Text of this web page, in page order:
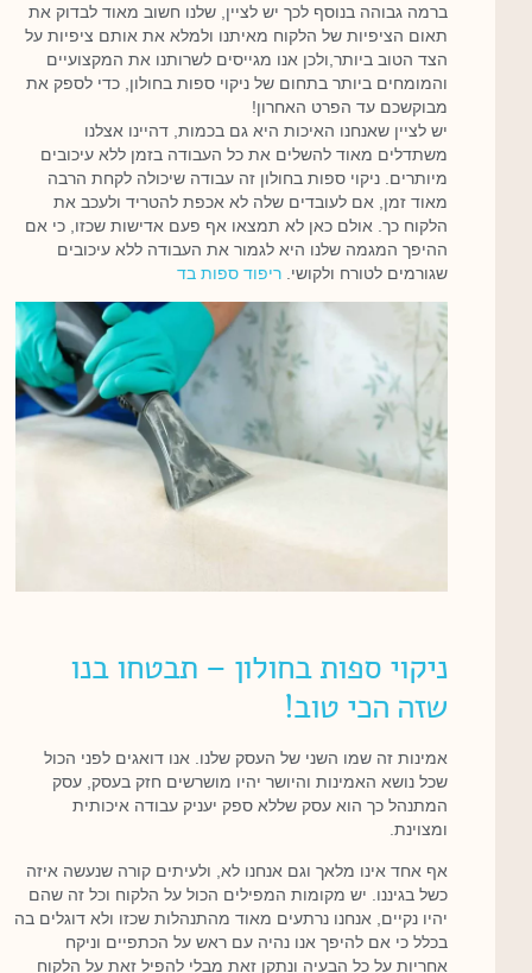
ברמה גבוהה בנוסף לכך יש לציין, שלנו חשוב מאוד לבדוק את
תאום הציפיות של הלקוח מאיתנו ולמלא את אותם ציפיות על
הצד הטוב ביותר,ולכן אנו מגייסים לשרותנו את המקצועיים
והמומחים ביותר בתחום של ניקוי ספות בחולון, כדי לספק את
מבוקשכם עד הפרט האחרון!
יש לציין שאנחנו האיכות היא גם בכמות, דהיינו אצלנו
משתדלים מאוד להשלים את כל העבודה בזמן ללא עיכובים
מיותרים. ניקוי ספות בחולון זה עבודה שיכולה לקחת הרבה
מאוד זמן, אם לעובדים שלה לא אכפת להטריד ולעכב את
הלקוח כך. אולם כאן לא תמצאו אף פעם אדישות שכזו, כי אם
ההיפך המגמה שלנו היא לגמור את העבודה ללא עיכובים
שגורמים לטורח ולקושי. ריפוד ספות בד
ניקוי ספות בחולון – תבטחו בנו
שזה הכי טוב!
אמינות זה שמו השני של העסק שלנו. אנו דואגים לפני הכול
שכל נושא האמינות והיושר יהיו מושרשים חזק בעסק, עסק
המתנהל כך הוא עסק שללא ספק יעניק עבודה איכותית
ומצוינת.
אף אחד אינו מלאך וגם אנחנו לא, ולעיתים קורה שנעשה איזה
כשל בגיננו. יש מקומות המפילים הכול על הלקוח וכל זה שהם
יהיו נקיים, אנחנו נרתעים מאוד מהתנהלות שכזו ולא דוגלים בה
בכלל כי אם להיפך אנו נהיה עם ראש על הכתפיים וניקח
אחריות על כל הבעיה ונתקן זאת מבלי להפיל זאת על הלקוח